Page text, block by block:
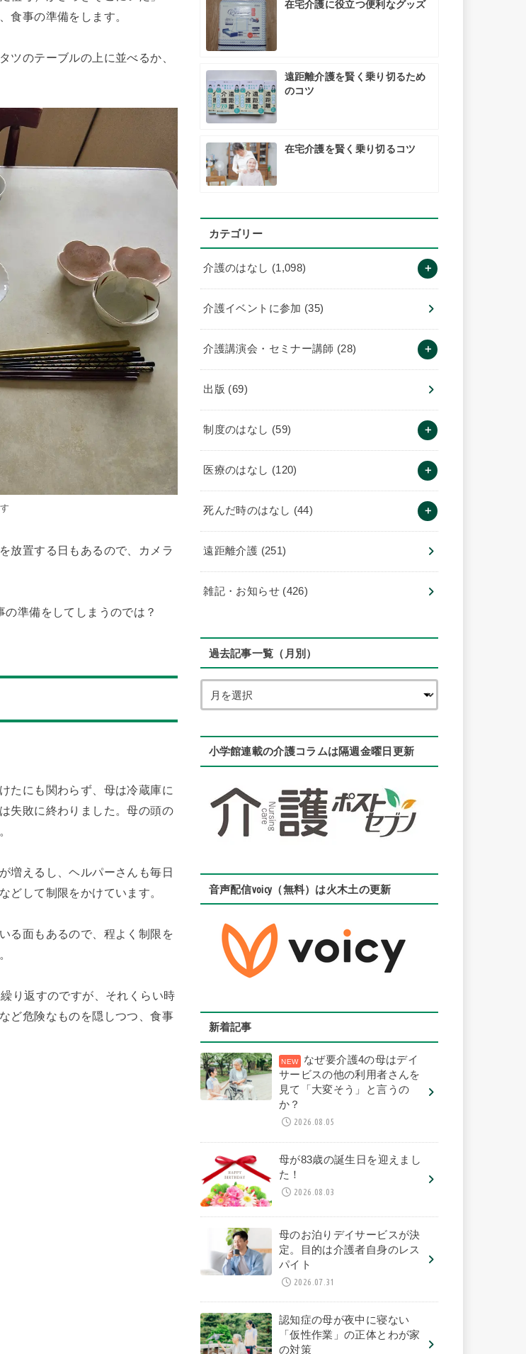
食事の準備をします。
ツのテーブルの上に並べるか、
放置する日もあるので、カメラ
の準備をしてしまうのでは？
たにも関わらず、母は冷蔵庫に
失敗に終わりました。母の頭の
増えるし、ヘルパーさんも毎日
どして制限をかけています。
る面もあるので、程よく制限を
り返すのですが、それくらい時
ど危険なものを隠しつつ、食事
在宅介護に役立つ便利なグッズ
遠距離介護を賢く乗り切るため
のコツ
在宅介護を賢く乗り切るコツ
カテゴリー
介護のはなし (1,098)
介護イベントに参加 (35)
介護講演会・セミナー講師 (28)
出版 (69)
制度のはなし (59)
医療のはなし (120)
死んだ時のはなし (44)
遠距離介護 (251)
雑記・お知らせ (426)
過去記事一覧（月別）
小学館連載の介護コラムは隔週金曜日更新
音声配信voicy（無料）は火木土の更新
新着記事
なぜ要介護4の母はデイ
サービスの他の利用者さんを
見て「大変そう」と言うの
か？
2026.08.05
母が83歳の誕生日を迎えまし
た！
2026.08.03
母のお泊りデイサービスが決
定。目的は介護者自身のレス
パイト
2026.07.31
認知症の母が夜中に寝ない
「仮性作業」の正体とわが家
の対策